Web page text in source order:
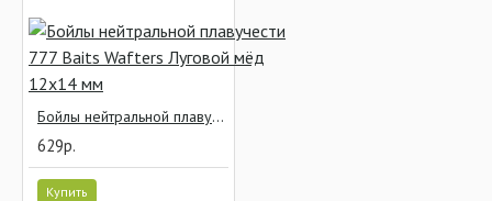
Бойлы нейтральной плавучести 777 Baits Wafters Луговой мёд 12x14 мм
629р.
Купить